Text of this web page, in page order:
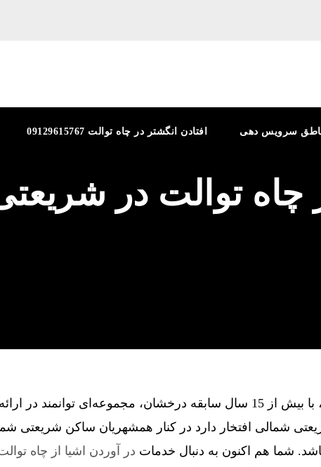
افتادن انگشتر در چاه توالت 09129615767 سرویس دهی
چاه توالت در
گروه فنی آذین گستر آچاگ ، با بیش از 15 سال سابقه درخشان، مجموعه‌ای
شمالی افتخار دارد در کنار همشهریان ساکن شریعتی
شما هم اکنون به دنبال خدمات در آوردن اشیا از چاه